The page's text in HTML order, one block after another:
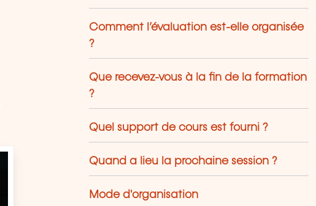
Comment l’évaluation est-elle organisée
?
Que recevez-vous à la fin de la formation
?
Quel support de cours est fourni ?
Quand a lieu la prochaine session ?
Mode d'organisation